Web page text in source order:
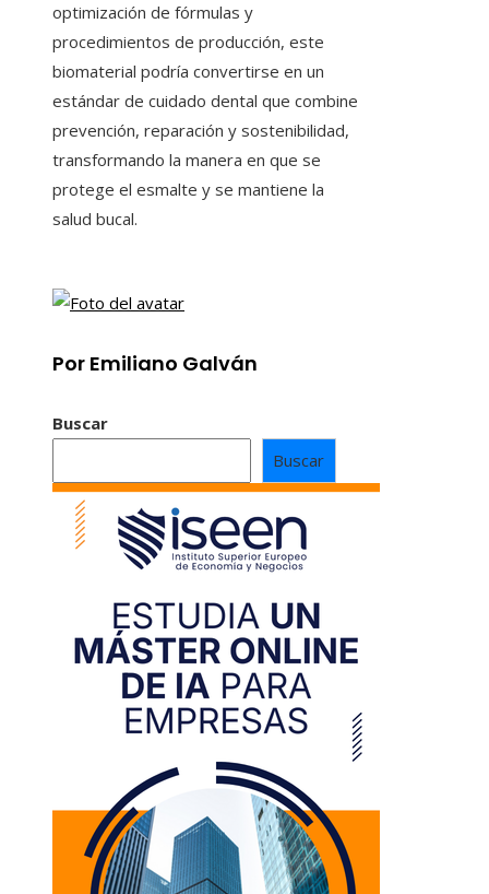
optimización de fórmulas y
procedimientos de producción, este
biomaterial podría convertirse en un
estándar de cuidado dental que combine
prevención, reparación y sostenibilidad,
transformando la manera en que se
protege el esmalte y se mantiene la
salud bucal.
Por Emiliano Galván
Buscar
Buscar